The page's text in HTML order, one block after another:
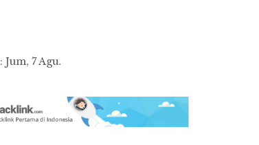
: Jum, 7 Agu.